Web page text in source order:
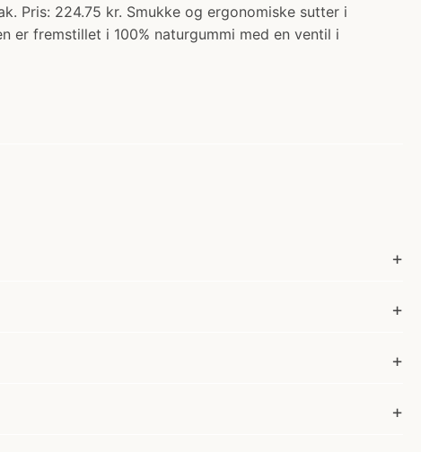
Pris: 224.75 kr. Smukke og ergonomiske sutter i
er fremstillet i 100% naturgummi med en ventil i